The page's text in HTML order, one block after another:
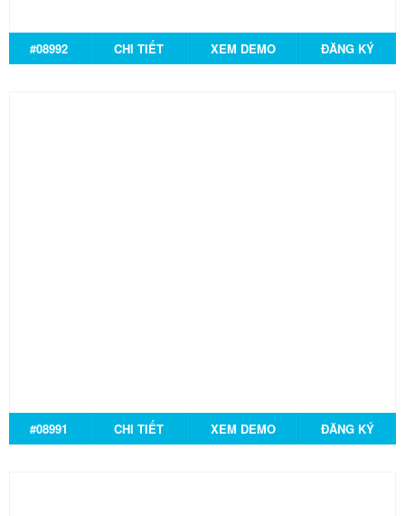
#08992 CHI TIẾT XEM DEMO ĐĂNG KÝ
#08991 CHI TIẾT XEM DEMO ĐĂNG KÝ